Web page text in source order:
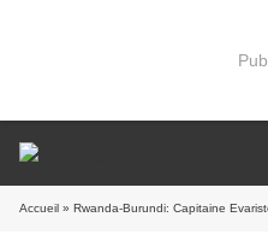
Accueil » Rwanda-Burundi: Capitaine Evariste